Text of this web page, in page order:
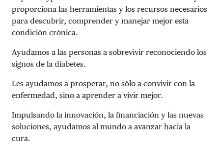
proporciona las herramientas y los recursos necesarios
para descubrir, comprender y manejar mejor esta
condición crónica.
Ayudamos a las personas a sobrevivir reconociendo los
signos de la diabetes.
Les ayudamos a prosperar, no sólo a convivir con la
enfermedad, sino a aprender a vivir mejor.
Impulsando la innovación, la financiación y las nuevas
soluciones, ayudamos al mundo a avanzar hacia la
cura.